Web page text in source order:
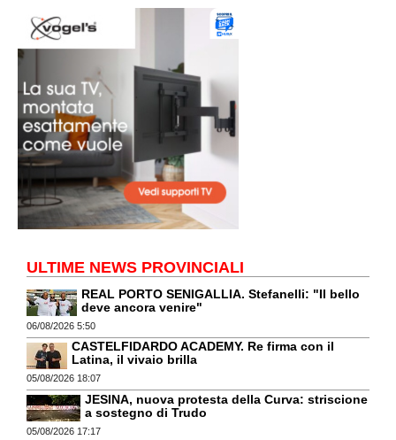
ULTIME NEWS PROVINCIALI
REAL PORTO SENIGALLIA. Stefanelli: "Il bello
deve ancora venire"
06/08/2026 5:50
CASTELFIDARDO ACADEMY. Re firma con il
Latina, il vivaio brilla
05/08/2026 18:07
JESINA, nuova protesta della Curva: striscione
a sostegno di Trudo
05/08/2026 17:17